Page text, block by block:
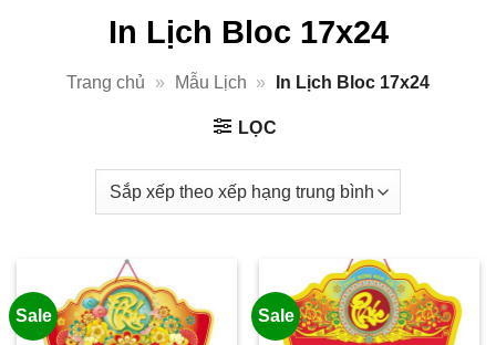
In Lịch Bloc 17x24
Trang chủ » Mẫu Lịch » In Lịch Bloc 17x24
LỌC
Sale Sale